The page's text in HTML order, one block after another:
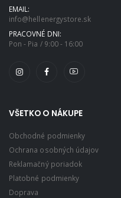
EMAIL:
info@hellenergystore.sk
PRACOVNÉ DNI:
Pon - Pia / 9:00 - 16:00
VŠETKO O NÁKUPE
Obchodné podmienky
Ochrana osobných údajov
Reklamačný poriadok
Platobné podmienky
Doprava